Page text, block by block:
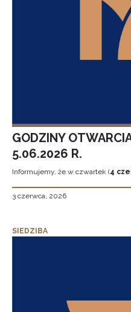
GODZINY
5.06.2026 R.
Informujemy, że w czwartek (4
3 czerwca, 2026
SIEDZIBA